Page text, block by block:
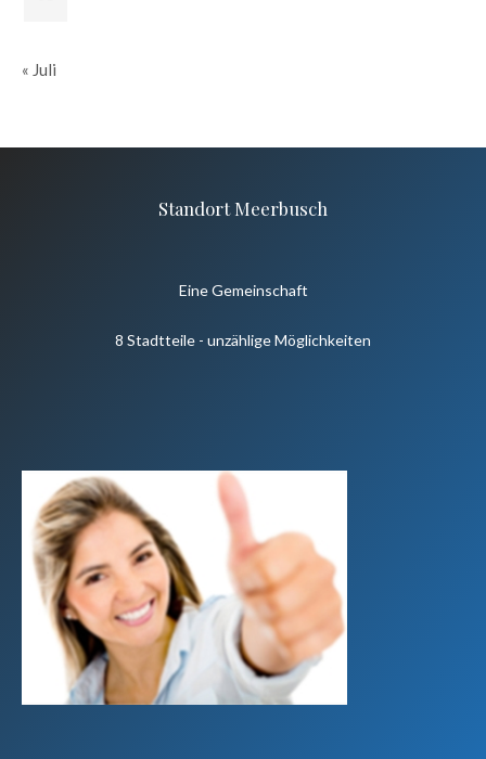
« Juli
Standort Meerbusch
Eine Gemeinschaft
8 Stadtteile - unzählige Möglichkeiten